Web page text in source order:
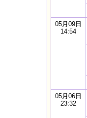
05月09日
14:54
05月06日
23:32